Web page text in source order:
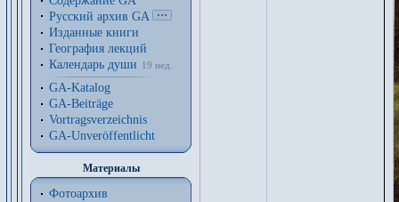
Русский архив GA
Изданные книги
География лекций
Календарь души
19 нед.
GA-Katalog
GA-Beiträge
Vortragsverzeichnis
GA-Unveröffentlicht
Материалы
Фотоархив